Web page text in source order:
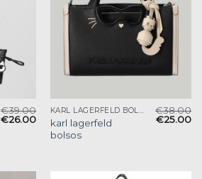
€39.00
€26.00
KARL LAGERFELD BOLSOS
karl lagerfeld
bolsos
€38.00
€25.00